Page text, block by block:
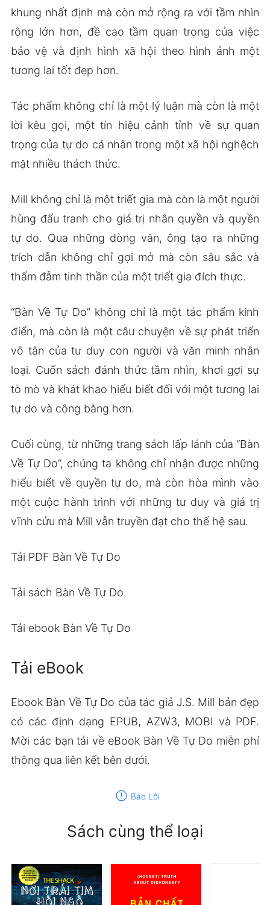
khung nhất định mà còn mở rộng ra với tầm nhìn
rộng lớn hơn, đề cao tầm quan trọng của việc
bảo vệ và định hình xã hội theo hình ảnh một
tương lai tốt đẹp hơn.
Tác phẩm không chỉ là một lý luận mà còn là một
lời kêu gọi, một tín hiệu cảnh tỉnh về sự quan
trọng của tự do cá nhân trong một xã hội nghệch
mặt nhiều thách thức.
Mill không chỉ là một triết gia mà còn là một người
hùng đấu tranh cho giá trị nhân quyền và quyền
tự do. Qua những dòng văn, ông tạo ra những
trích dẫn không chỉ gợi mở mà còn sâu sắc và
thấm đẫm tinh thần của một triết gia đích thực.
“Bàn Về Tự Do” không chỉ là một tác phẩm kinh
điển, mà còn là một câu chuyện về sự phát triển
vô tận của tư duy con người và văn minh nhân
loại. Cuốn sách đánh thức tầm nhìn, khơi gợi sự
tò mò và khát khao hiểu biết đối với một tương lai
tự do và công bằng hơn.
Cuối cùng, từ những trang sách lấp lánh của “Bàn
Về Tự Do”, chúng ta không chỉ nhận được những
hiểu biết về quyền tự do, mà còn hòa mình vào
một cuộc hành trình với những tư duy và giá trị
vĩnh cửu mà Mill vẫn truyền đạt cho thế hệ sau.
Tải PDF Bàn Về Tự Do
Tải sách Bàn Về Tự Do
Tải ebook Bàn Về Tự Do
Tải eBook
Ebook Bàn Về Tự Do của tác giả J.S. Mill bản đẹp
có các định dạng EPUB, AZW3, MOBI và PDF.
Mời các bạn tải về eBook Bàn Về Tự Do miễn phí
thông qua liên kết bên dưới.
report Báo Lỗi
Sách cùng thể loại